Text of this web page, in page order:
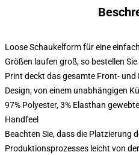
Loose Schaukelform für eine
Größen laufen groß, so bestellen
Print deckt das gesamte Front-
Design, von einem unabhängigen
97% Polyester, 3% Elasthan
Handfeel
Beachten Sie, dass die Platzierung
Produktionsprozesses leicht von